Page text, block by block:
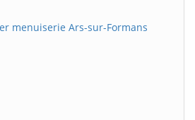
menuiserie Ars-sur-Formans